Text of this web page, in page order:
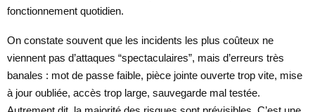
fonctionnement quotidien.
On constate souvent que les incidents les plus coûteux ne
viennent pas d’attaques “spectaculaires”, mais d’erreurs très
banales : mot de passe faible, pièce jointe ouverte trop vite, mise
à jour oubliée, accès trop large, sauvegarde mal testée.